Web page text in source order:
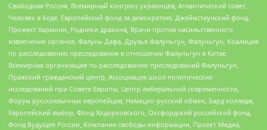
Свободная Россия, Всемирный конгресс украинцев, Атлантический совет,
Человек в беде, Европейский фонд за демократию, Джеймстаунский фонд,
Прожект Хармони, Родники дракона, Врачи против насильственного
извлечения органов, Фалунь Дафа, Друзья Фалуньгун, Фалуньгун, Коалиция
по расследованию преследования в отношении Фалуньгун в Китае,
Всемирная организация по расследованию преследований Фалуньгун,
Пражский гражданский центр, Ассоциация школ политических
исследований при Совете Европы, Центр либеральной современности,
Форум русскоязычных европейцев, Немецко-русский обмен, Бард колледж,
Европейский выбор, Фонд Ходорковского, Оксфордский российский фонд,
Фонд Будущее России, Компания свободы информации, Проект Медиа,